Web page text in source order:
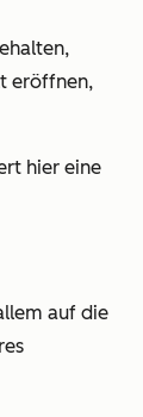
eröffnen,
hier eine
auf die